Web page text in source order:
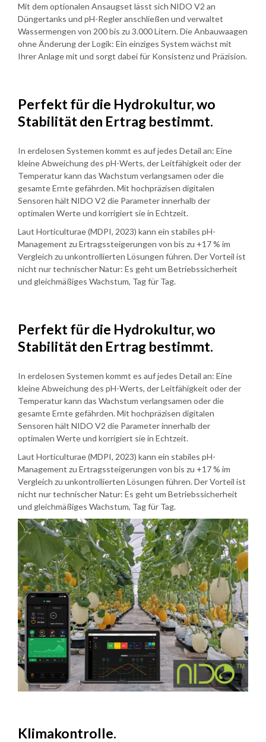
Mit dem optionalen Ansaugset lässt sich NIDO V2 an
Düngertanks und pH-Regler anschließen und verwaltet
Wassermengen von 200 bis zu 3.000 Litern. Die Anbauwaagen
ohne Änderung der Logik: Ein einziges System wächst mit
Ihrer Anlage mit und sorgt dabei für Konsistenz und Präzision.
Perfekt für die Hydrokultur, wo
Stabilität den Ertrag bestimmt.
In erdelosen Systemen kommt es auf jedes Detail an: Eine
kleine Abweichung des pH-Werts, der Leitfähigkeit oder der
Temperatur kann das Wachstum verlangsamen oder die
gesamte Ernte gefährden. Mit hochpräzisen digitalen
Sensoren hält NIDO V2 die Parameter innerhalb der
optimalen Werte und korrigiert sie in Echtzeit.
Laut Horticulturae (MDPI, 2023) kann ein stabiles pH-
Management zu Ertragssteigerungen von bis zu +17 % im
Vergleich zu unkontrollierten Lösungen führen. Der Vorteil ist
nicht nur technischer Natur: Es geht um Betriebssicherheit
und gleichmäßiges Wachstum, Tag für Tag.
Perfekt für die Hydrokultur, wo
Stabilität den Ertrag bestimmt.
In erdelosen Systemen kommt es auf jedes Detail an: Eine
kleine Abweichung des pH-Werts, der Leitfähigkeit oder der
Temperatur kann das Wachstum verlangsamen oder die
gesamte Ernte gefährden. Mit hochpräzisen digitalen
Sensoren hält NIDO V2 die Parameter innerhalb der
optimalen Werte und korrigiert sie in Echtzeit.
Laut Horticulturae (MDPI, 2023) kann ein stabiles pH-
Management zu Ertragssteigerungen von bis zu +17 % im
Vergleich zu unkontrollierten Lösungen führen. Der Vorteil ist
nicht nur technischer Natur: Es geht um Betriebssicherheit
und gleichmäßiges Wachstum, Tag für Tag.
Klimakontrolle.